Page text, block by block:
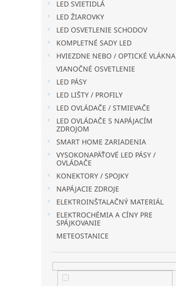
LED SVIETIDLÁ
LED ŽIAROVKY
LED OSVETLENIE SCHODOV
KOMPLETNÉ SADY LED
HVIEZDNE NEBO / OPTICKÉ VLÁKNA
VIANOČNÉ OSVETLENIE
LED PÁSY
LED LIŠTY / PROFILY
LED OVLÁDAČE / STMIEVAČE
LED OVLÁDAČE S NAPÁJACÍM
ZDROJOM
SMART HOME ZARIADENIA
VYSOKONAPÄŤOVÉ LED PÁSY /
OVLÁDAČE
KONEKTORY / SPOJKY
NAPÁJACIE ZDROJE
ELEKTROINŠTALAČNÝ MATERIÁL
ELEKTROCHÉMIA A CÍNY PRE
SPÁJKOVANIE
METEOSTANICE